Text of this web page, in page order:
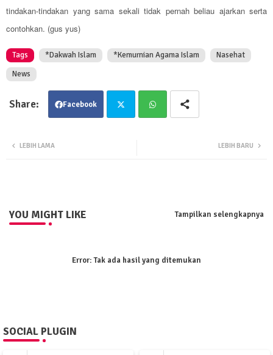
tindakan-tindakan yang sama sekali tidak pernah beliau ajarkan serta
contohkan. (gus yus)
Tags *Dakwah Islam *Kemurnian Agama Islam
Nasehat
News
Facebook
LEBIH BARU
LEBIH LAMA
YOU MIGHT LIKE Tampilkan selengkapnya
Error:Tak ada hasil yang ditemukan
SOCIAL PLUGIN